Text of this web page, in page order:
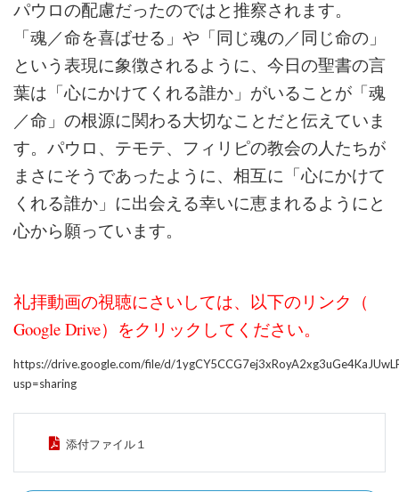
パウロの配慮だったのではと推察されます。
「魂／命を喜ばせる」や「同じ魂の／同じ命の」
という表現に象徴されるように、今日の聖書の言
葉は「心にかけてくれる誰か」がいることが「魂
／命」の根源に関わる大切なことだと伝えていま
す。パウロ、テモテ、フィリピの教会の人たちが
まさにそうであったように、相互に「心にかけて
くれる誰か」に出会える幸いに恵まれるようにと
心から願っています。
礼拝動画の視聴にさいしては、以下のリンク（
Google Drive）をクリックしてください。
https://drive.google.com/file/d/
usp=sharing
添付ファイル１